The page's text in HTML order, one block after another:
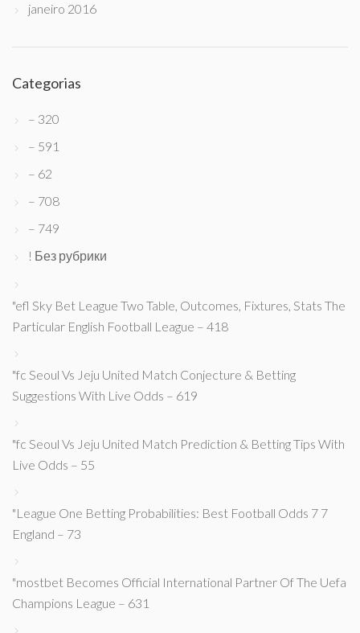
janeiro 2016
Categorias
– 320
– 591
– 62
– 708
– 749
! Без рубрики
"efl Sky Bet League Two Table, Outcomes, Fixtures, Stats The
Particular English Football League – 418
"fc Seoul Vs Jeju United Match Conjecture & Betting
Suggestions With Live Odds – 619
"fc Seoul Vs Jeju United Match Prediction & Betting Tips With
Live Odds – 55
"League One Betting Probabilities: Best Football Odds 7 7
England – 73
"mostbet Becomes Official International Partner Of The Uefa
Champions League – 631